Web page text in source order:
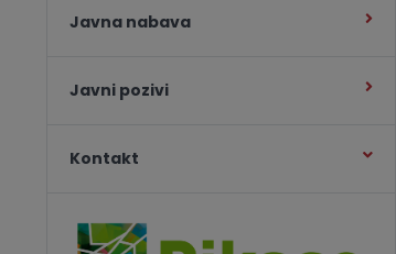
Javna nabava
Javni pozivi
Kontakt